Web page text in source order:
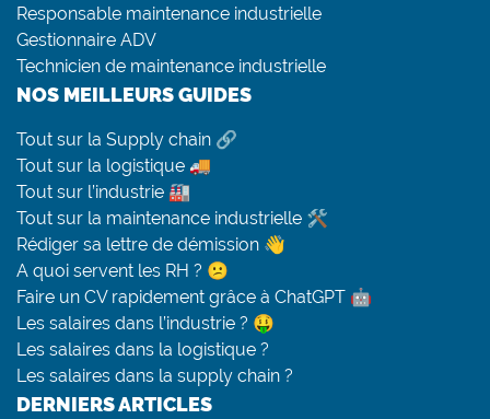
Responsable maintenance industrielle
Gestionnaire ADV
Technicien de maintenance industrielle
NOS MEILLEURS GUIDES
Tout sur la Supply chain 🔗
Tout sur la logistique 🚚
Tout sur l’industrie 🏭
Tout sur la maintenance industrielle 🛠
Rédiger sa lettre de démission 👋
A quoi servent les RH ? 😕
Faire un CV rapidement grâce à ChatGPT 🤖
Les salaires dans l’industrie ? 🤑
Les salaires dans la logistique ?
Les salaires dans la supply chain ?
DERNIERS ARTICLES